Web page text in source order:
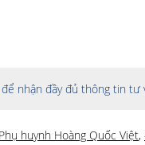
để nhận đầy đủ thông tin tư
huynh Hoàng Quốc Việt,